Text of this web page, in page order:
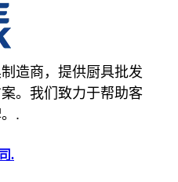
造商，提供厨具批发
。我们致力于帮助客
.
.